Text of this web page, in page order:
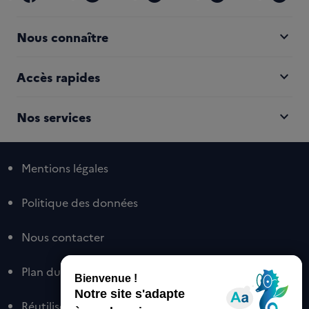
Nous connaître expand_more
Accès rapides expand_more
Nos services expand_more
Mentions légales
Politique des données
Nous contacter
Plan du site
Réutiliser nos contenus